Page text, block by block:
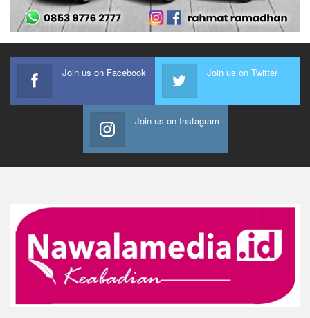
Join us on Facebook Join us on Twitter
Join us on Instagram